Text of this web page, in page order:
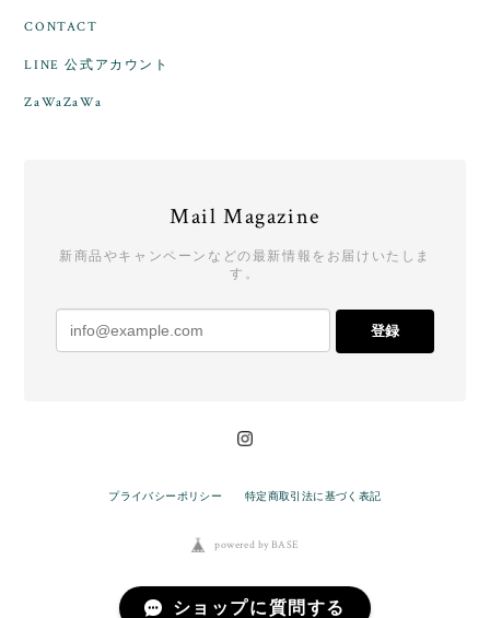
CONTACT
LINE 公式アカウント
ZaWaZaWa
Mail Magazine
新商品やキャンペーンなどの最新情報をお届けいたしま
す。
登録
プライバシーポリシー 特定商取引法に基づく表記
powered by BASE
ショップに質問する